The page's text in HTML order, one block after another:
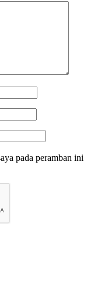
pada peramban ini